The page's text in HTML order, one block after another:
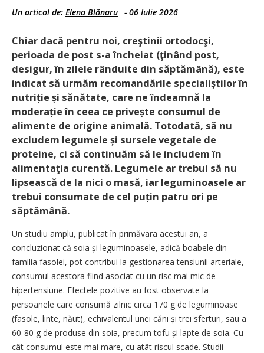
Un articol de: Elena Blănaru - 06 Iulie 2026
Chiar dacă pentru noi, creştinii ortodocşi,
perioada de post s-a încheiat (ţinând post,
desigur, în zilele rânduite din săptămână), este
indicat să urmăm recomandările specialiștilor în
nutriție și sănătate, care ne îndeamnă la
moderație în ceea ce privește consumul de
alimente de origine animală. Totodată, să nu
excludem legumele și sursele vegetale de
proteine, ci să continuăm să le includem în
alimentaţia curentă. Legumele ar trebui să nu
lipsească de la nici o masă, iar leguminoasele ar
trebui consumate de cel puțin patru ori pe
săptămână.
Un studiu amplu, publicat în primăvara acestui an, a
concluzionat că soia și leguminoasele, adică boabele din
familia fasolei, pot contribui la gestionarea tensiunii arteriale,
consumul acestora fiind asociat cu un risc mai mic de
hipertensiune. Efectele pozitive au fost observate la
persoanele care consumă zilnic circa 170 g de leguminoase
(fasole, linte, năut), echivalentul unei căni și trei sferturi, sau a
60-80 g de produse din soia, precum tofu și lapte de soia. Cu
cât consumul este mai mare, cu atât riscul scade. Studii